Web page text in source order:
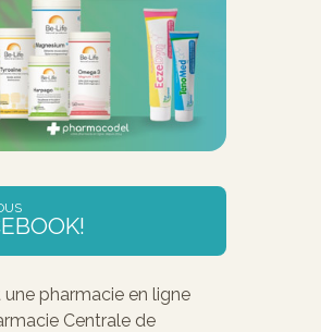
pharmacie en ligne
Centrale de